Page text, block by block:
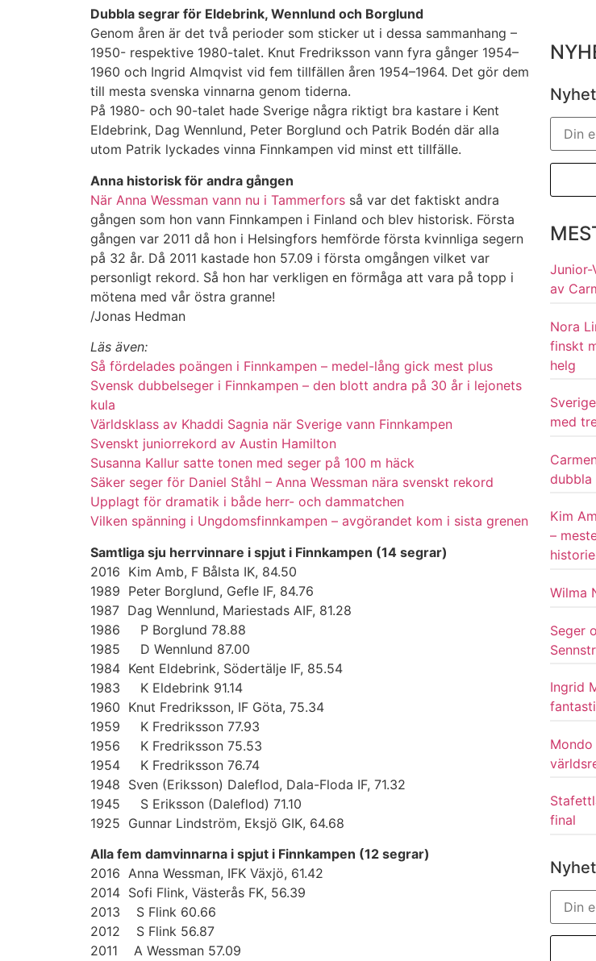
Dubbla segrar för Eldebrink, Wennlund och Borglund
Genom åren är det två perioder som sticker ut i dessa sammanhang –
1950- respektive 1980-talet. Knut Fredriksson vann fyra gånger 1954–
1960 och Ingrid Almqvist vid fem tillfällen åren 1954–1964. Det gör dem
till mesta svenska vinnarna genom tiderna.
På 1980- och 90-talet hade Sverige några riktigt bra kastare i Kent
Eldebrink, Dag Wennlund, Peter Borglund och Patrik Bodén där alla
utom Patrik lyckades vinna Finnkampen vid minst ett tillfälle.
Anna historisk för andra gången
När Anna Wessman vann nu i Tammerfors så var det faktiskt andra
gången som hon vann Finnkampen i Finland och blev historisk. Första
gången var 2011 då hon i Helsingfors hemförde första kvinnliga segern
på 32 år. Då 2011 kastade hon 57.09 i första omgången vilket var
personligt rekord. Så hon har verkligen en förmåga att vara på topp i
mötena med vår östra granne!
/Jonas Hedman
Läs även:
Så fördelades poängen i Finnkampen – medel-lång gick mest plus
Svensk dubbelseger i Finnkampen – den blott andra på 30 år i lejonets
kula
Världsklass av Khaddi Sagnia när Sverige vann Finnkampen
Svenskt juniorrekord av Austin Hamilton
Susanna Kallur satte tonen med seger på 100 m häck
Säker seger för Daniel Ståhl – Anna Wessman nära svenskt rekord
Upplagt för dramatik i både herr- och dammatchen
Vilken spänning i Ungdomsfinnkampen – avgörandet kom i sista grenen
Samtliga sju herrvinnare i spjut i Finnkampen (14 segrar)
2016 Kim Amb, F Bålsta IK, 84.50
1989 Peter Borglund, Gefle IF, 84.76
1987 Dag Wennlund, Mariestads AIF, 81.28
1986 P Borglund 78.88
1985 D Wennlund 87.00
1984 Kent Eldebrink, Södertälje IF, 85.54
1983 K Eldebrink 91.14
1960 Knut Fredriksson, IF Göta, 75.34
1959 K Fredriksson 77.93
1956 K Fredriksson 75.53
1954 K Fredriksson 76.74
1948 Sven (Eriksson) Daleflod, Dala-Floda IF, 71.32
1945 S Eriksson (Daleflod) 71.10
1925 Gunnar Lindström, Eksjö GIK, 64.68
Alla fem damvinnarna i spjut i Finnkampen (12 segrar)
2016 Anna Wessman, IFK Växjö, 61.42
2014 Sofi Flink, Västerås FK, 56.39
2013 S Flink 60.66
2012 S Flink 56.87
2011 A Wessman 57.09
Junior-
av
Nora
finskt
helg
med
dubbla
Kim
–
Wilma
Seger
Ingrid
final